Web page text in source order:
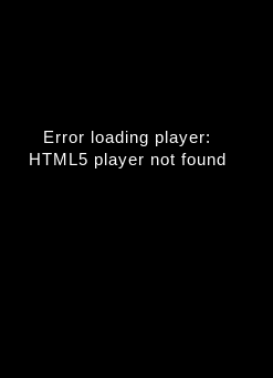
Error loading player:
HTML5 player not found